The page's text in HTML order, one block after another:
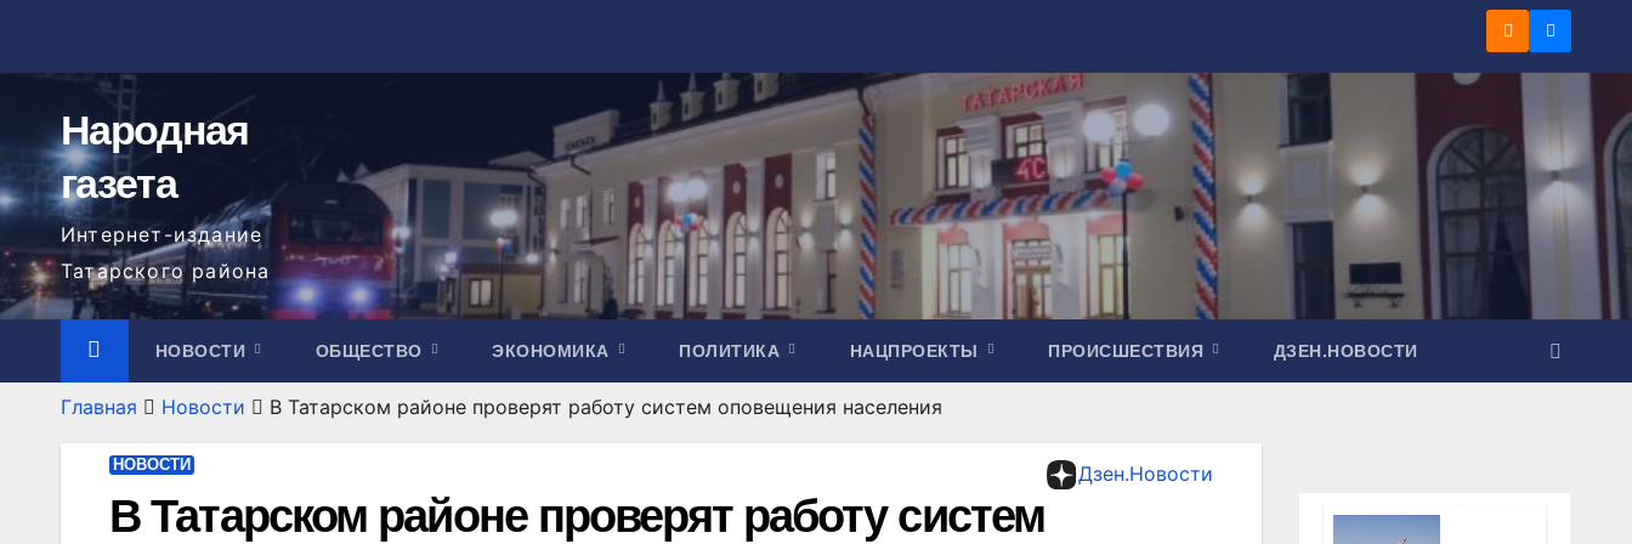
содержимому
Народная
газета
Интернет-издание
Татарского района
НОВОСТИ ОБЩЕСТВО ЭКОНОМИКА ПОЛИТИКА НАЦПРОЕКТЫ ПРОИСШЕСТВИЯ ДЗЕН.НОВОСТИ
Главная Новости В Татарском районе проверят работу систем оповещения населения
Дзен.Новости
НОВОСТИ
В Татарском районе проверят работу систем